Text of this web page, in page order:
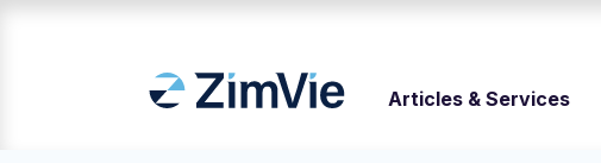
Articles & Services